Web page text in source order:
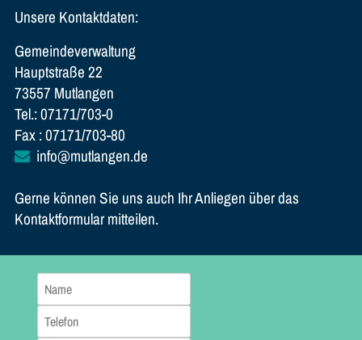
Unsere Kontaktdaten:
Gemeindeverwaltung
Hauptstraße 22
73557 Mutlangen
Tel.: 07171/703-0
Fax : 07171/703-80
info@mutlangen.de
Gerne können Sie uns auch Ihr Anliegen über das
Kontaktformular mitteilen.